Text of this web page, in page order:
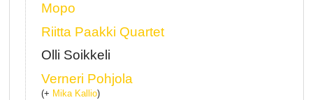
Mopo
Riitta Paakki Quartet
Olli Soikkeli
Verneri Pohjola
(+ Mika Kallio)